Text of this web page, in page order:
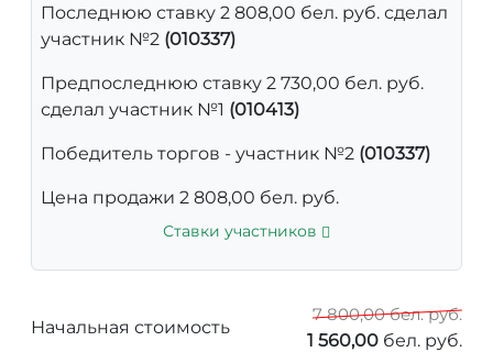
Последнюю ставку 2 808,00 бел. руб. сделал
участник №2 (010337)
Предпоследнюю ставку 2 730,00 бел. руб.
сделал участник №1 (010413)
Победитель торгов - участник №2 (010337)
Цена продажи 2 808,00 бел. руб.
Ставки участников
Начальная стоимость
7 800,00 бел. руб.
1 560,00 бел. руб.